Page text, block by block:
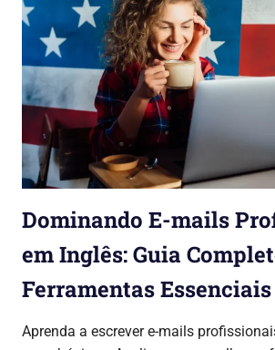
Dominando E-mails
em Inglês: Guia
Ferramentas Essenciais
Aprenda a escrever e-mails